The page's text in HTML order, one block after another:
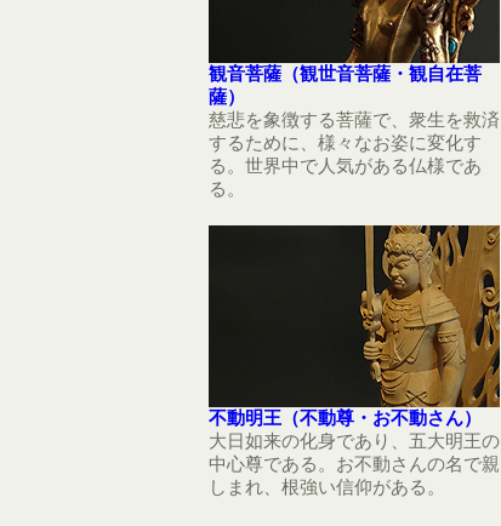
観音菩薩（観世音菩薩・観自在菩
薩）
慈悲を象徴する菩薩で、衆生を救済
するために、様々なお姿に変化す
る。世界中で人気がある仏様であ
る。
不動明王（不動尊・お不動さん）
大日如来の化身であり、五大明王の
中心尊である。お不動さんの名で親
しまれ、根強い信仰がある。